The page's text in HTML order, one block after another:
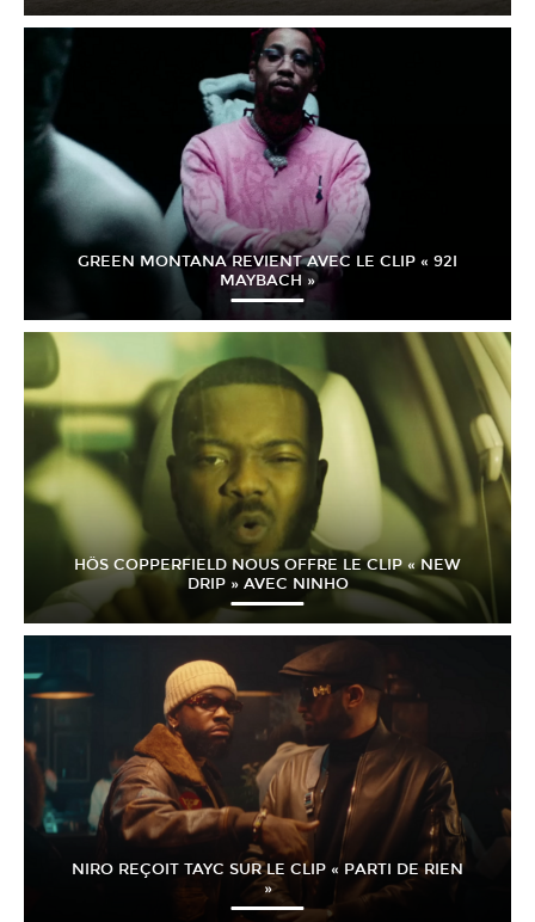
GREEN MONTANA REVIENT AVEC LE CLIP « 92I
MAYBACH »
HÖS COPPERFIELD NOUS OFFRE LE CLIP « NEW
DRIP » AVEC NINHO
NIRO REÇOIT TAYC SUR LE CLIP « PARTI DE RIEN
»